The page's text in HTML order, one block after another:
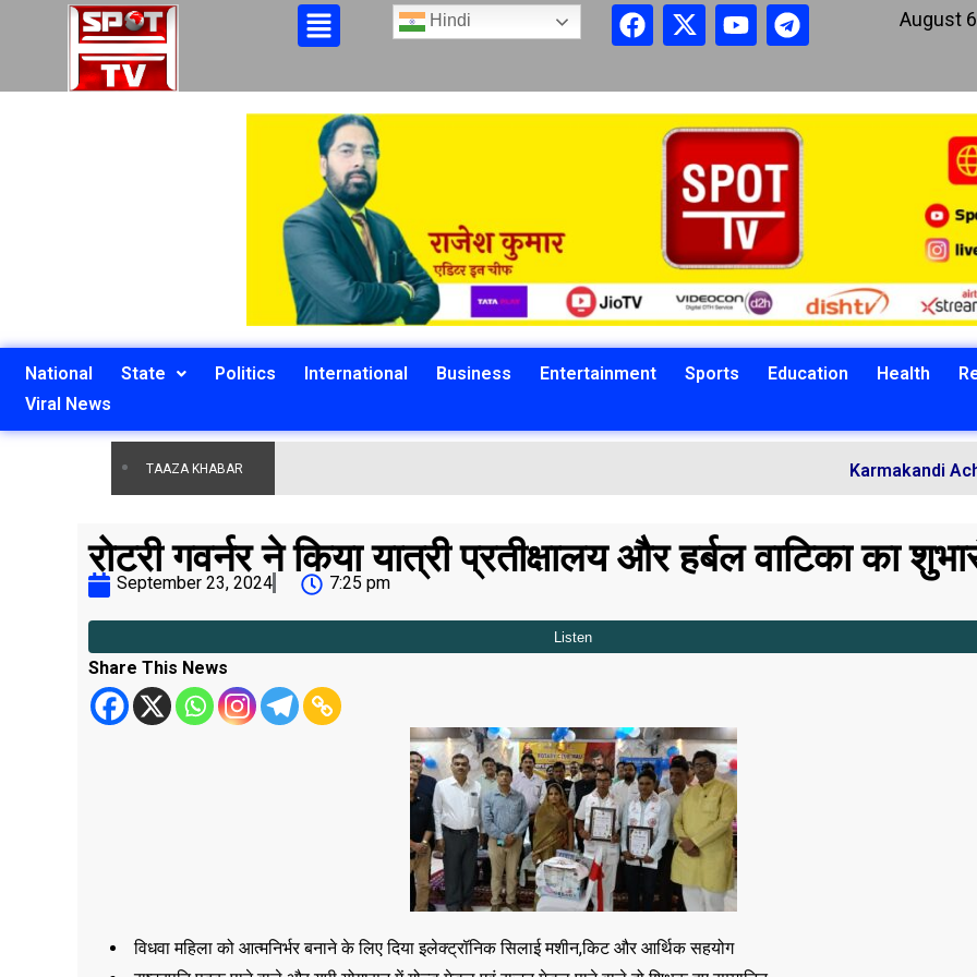
Hindi August
National State Politics International Business Entertainment Sports Education Health
Viral News
TAAZA KHABAR Karmakandi Acharya
रोटरी गवर्नर ने किया यात्री प्रतीक्षालय और हर्बल वाटिका का
September 23, 2024 7:25 pm
Share This News
विधवा महिला को आत्मनिर्भर बनाने के लिए दिया इलेक्ट्रॉनिक सिलाई मशीन,किट और आर्थिक सहयोग